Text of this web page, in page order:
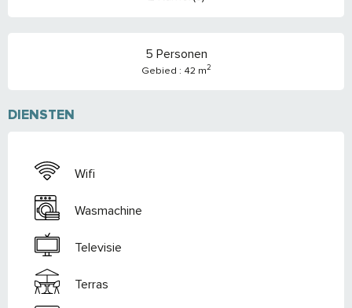
5 Personen
Gebied : 42 m2
DIENSTEN
Wifi
Wasmachine
Televisie
Terras